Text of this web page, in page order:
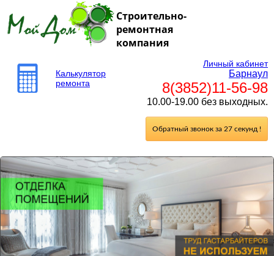
Строительно-
ремонтная
компания
Калькулятор
ремонта
Личный кабинет
Барнаул
8(3852)11-56-98
10.00-19.00 без выходных.
Обратный звонок за 27 секунд !